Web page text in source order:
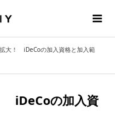
大！ iDeCoの加入資格と加入範
iDeCoの加入資